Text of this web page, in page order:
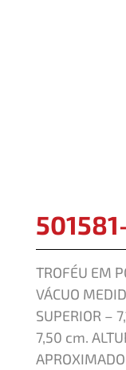
TROFÉU EM
VÁCUO
SUPERIOR –
7,50 cm.